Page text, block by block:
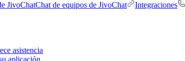
JivoChatChat de equipos de JivoChat Integraciones
asistencia
aplicación